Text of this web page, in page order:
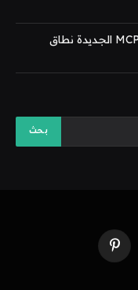
مع تحول عديم الحالة، تستهدف مواصفات MCP الجديدة نطاق
بينتيريست